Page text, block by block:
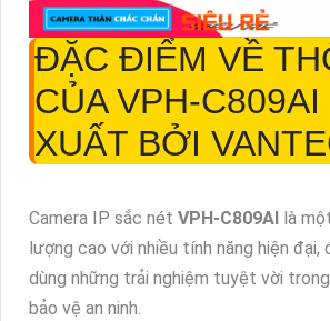
ĐẶC ĐIỂM VỀ
CỦAVPH-C809AI
XUẤT BỞI
Camera IP sắc nét VPH-C809AI
là
lượng cao với nhiều tính năng hiện đại,
dùng những trải nghiệm tuyệt vời
bảo vệ an ninh.